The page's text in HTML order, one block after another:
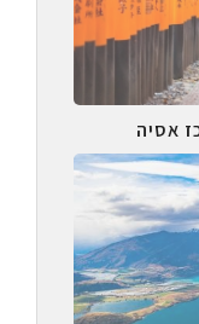
אסיה